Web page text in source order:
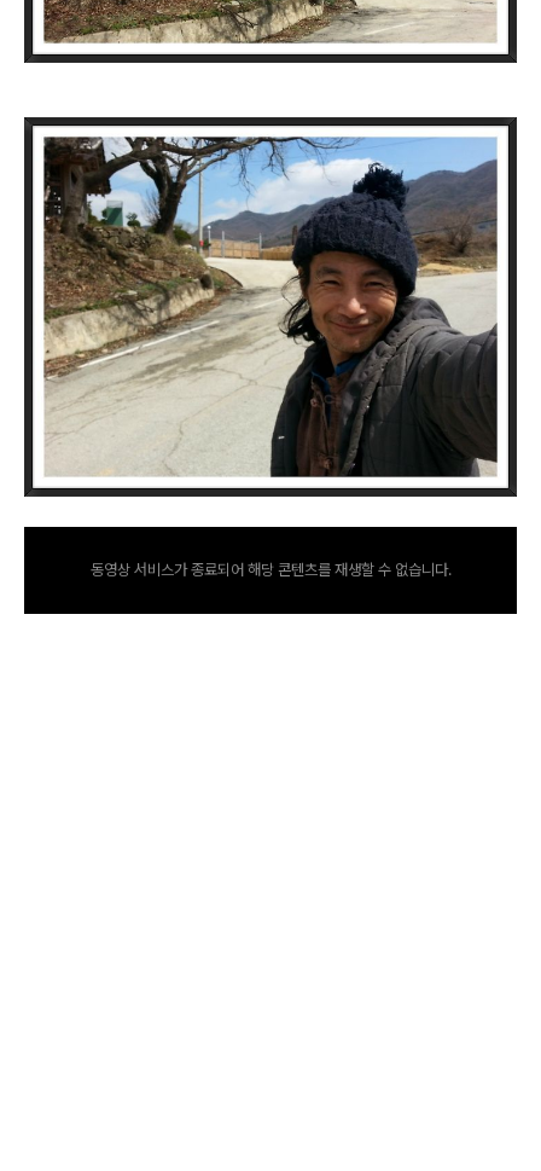
동영상 서비스가 종료되어 해당 콘텐츠를 재생할 수 없습니다.